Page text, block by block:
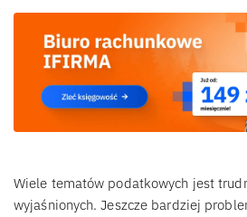
Wiele tematów podatkowych jest
wyjaśnionych. Jeszcze bardziej